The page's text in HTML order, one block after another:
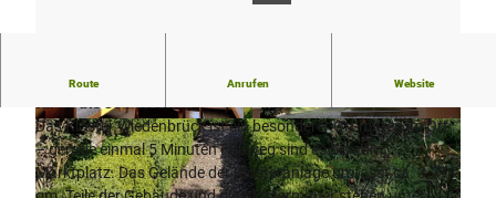
© Kloster Wiedenbrück eG |CC-BY-SA © Kloster Wiedenbrück eG |CC-BY-SA
Route Anrufen Website
Franziskushaus – Das Gruppenhaus im Kloster Wiedenbrück
Das Kloster Wiedenbrück ist ein besonderer Ort mitten im Ort
– gerade einmal 5 Minuten Fußweg sind es bis zum
Marktplatz. Das Gelände der Klosteranlage umfasst ca. 3.771